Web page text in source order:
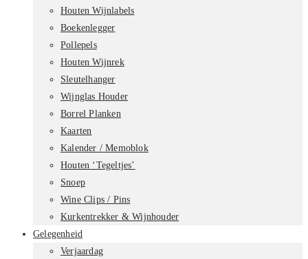
Houten Wijnlabels
Boekenlegger
Pollepels
Houten Wijnrek
Sleutelhanger
Wijnglas Houder
Borrel Planken
Kaarten
Kalender / Memoblok
Houten ‘Tegeltjes’
Snoep
Wine Clips / Pins
Kurkentrekker & Wijnhouder
Gelegenheid
Verjaardag